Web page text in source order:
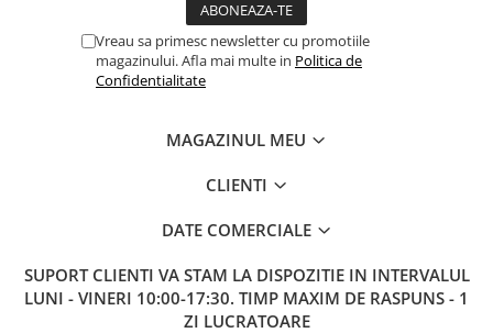
Vreau sa primesc newsletter cu promotiile
magazinului. Afla mai multe in Politica de
Confidentialitate
MAGAZINUL MEU
CLIENTI
DATE COMERCIALE
SUPORT CLIENTI VA STAM LA DISPOZITIE IN INTERVALUL
LUNI - VINERI 10:00-17:30. TIMP MAXIM DE RASPUNS - 1
ZI LUCRATOARE